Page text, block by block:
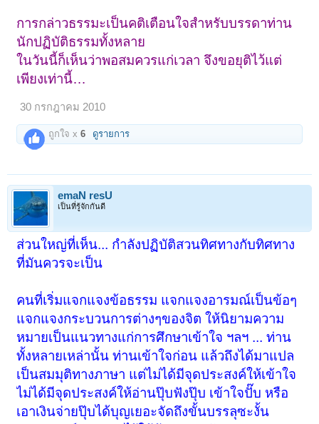
การกล่าวธรรมะเป็นคติเตือนใจสำหรับบรรดาท่าน
นักปฏิบัติธรรมทั้งหลาย
ในวันนี้ก็เห็นว่าพอสมควรแก่เวลา จึงขอยุติไว้แต่
เพียงเท่านี้…
30 กรกฎาคม 2010
ถูกใจ x6 ดูรายการ
emaN resU
เป็นที่รู้จักกันดี
ส่วนใหญ่ที่เห็น... กำลังปฏิบัติสวนทิศทางกับทิศทาง
ที่มันควรจะเป็น
คนที่เริ่มแจกแจงข้อธรรม แจกแจงอารมณ์เป็นข้อๆ
แจกแจงกระบวนการต่างๆของจิต ให้นิยามความ
หมายเป็นแนวทางแก่การศึกษาเข้าใจ ฯลฯ ... ท่าน
ทั้งหลายเหล่านั้น ท่านเข้าใจก่อน แล้วถึงได้มาแปล
เป็นสมมุติทางภาษา แต่ไม่ได้มีจุดประสงค์ให้เข้าใจ
ไม่ได้มีจุดประสงค์ให้อ่านปุ๊บฟังปุ๊บ เข้าใจปั๊บ หรือ
เอาเงินจ่ายปุ๊บได้บุญเยอะจัดถึงขั้นบรรลุซะงั้น